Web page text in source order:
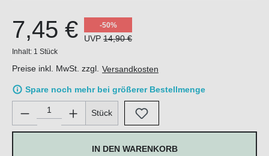
7,45 € -50%
UVP 14,90 €
Inhalt: 1 Stück
Preise inkl. MwSt. zzgl. Versandkosten
Spare noch mehr bei größerer Bestellmenge
Produkt Anzahl: Gib den gewünschten Wert ein oder
Stück
IN DEN WARENKORB